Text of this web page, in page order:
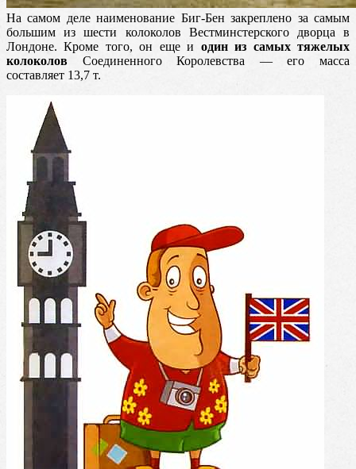
На самом деле наименование Биг-Бен закреплено за самым
большим из шести колоколов Вестминстерского дворца в
Лондоне. Кроме того, он еще и один из самых тяжелых
колоколов Соединенного Королевства — его масса
составляет 13,7 т.